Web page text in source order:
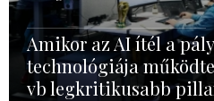
Amikor az AI ítél a
technológiája
vb legkritikusabb